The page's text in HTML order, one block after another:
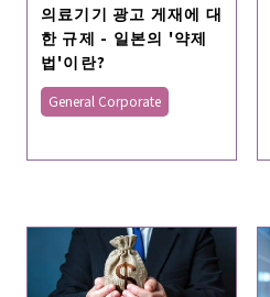
의료기기 광고 게재에 대
한 규제 - 일본의 '약제
법'이란?
General Corporate